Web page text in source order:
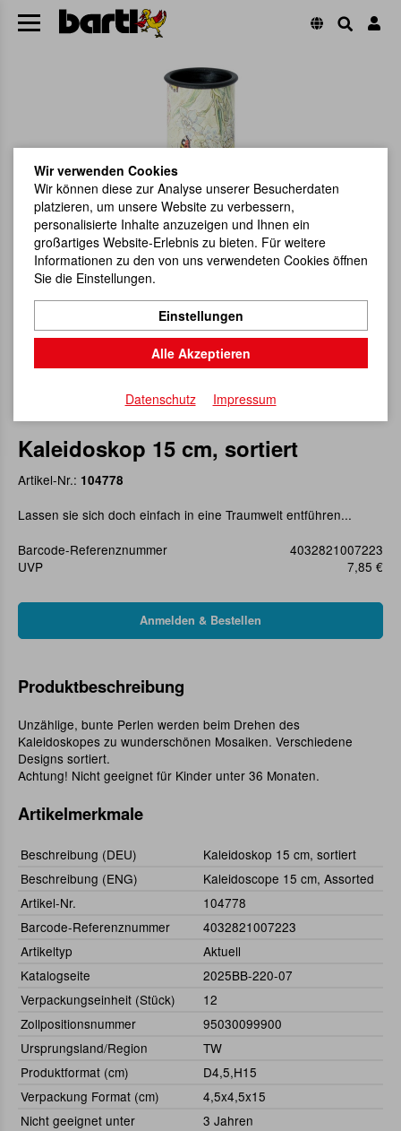
Kaleidoskop 15 cm, sortiert
Artikel-Nr.: 104778
Lassen sie sich doch einfach in eine Traumwelt entführen...
Barcode-Referenznummer
4032821007223
UVP
7,85 €
Produktbeschreibung
Unzählige, bunte Perlen werden beim Drehen des
Kaleidoskopes zu wunderschönen Mosaiken. Verschiedene
Designs sortiert.
Achtung! Nicht geeignet für Kinder unter 36 Monaten.
Artikelmerkmale
Beschreibung (DEU)
Kaleidoskop 15 cm, sortiert
Beschreibung (ENG)
Kaleidoscope 15 cm, Assorted
Artikel-Nr.
104778
Barcode-Referenznummer
4032821007223
Artikeltyp
Aktuell
Katalogseite
2025BB-220-07
Verpackungseinheit (Stück)
12
Zollpositionsnummer
95030099900
Ursprungsland/Region
TW
Produktformat (cm)
D4,5,H15
Verpackung Format (cm)
4,5x4,5x15
Nicht geeignet unter
3 Jahren
Wir verwenden Cookies
Wir können diese zur Analyse unserer Besucherdaten
platzieren, um unsere Website zu verbessern,
personalisierte Inhalte anzuzeigen und Ihnen ein
großartiges Website-Erlebnis zu bieten. Für weitere
Informationen zu den von uns verwendeten Cookies öffnen
Sie die Einstellungen.
Einstellungen
Alle Akzeptieren
Datenschutz Impressum